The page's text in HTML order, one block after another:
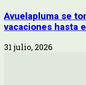
Avuelapluma se
vacaciones hasta
31 julio, 2026